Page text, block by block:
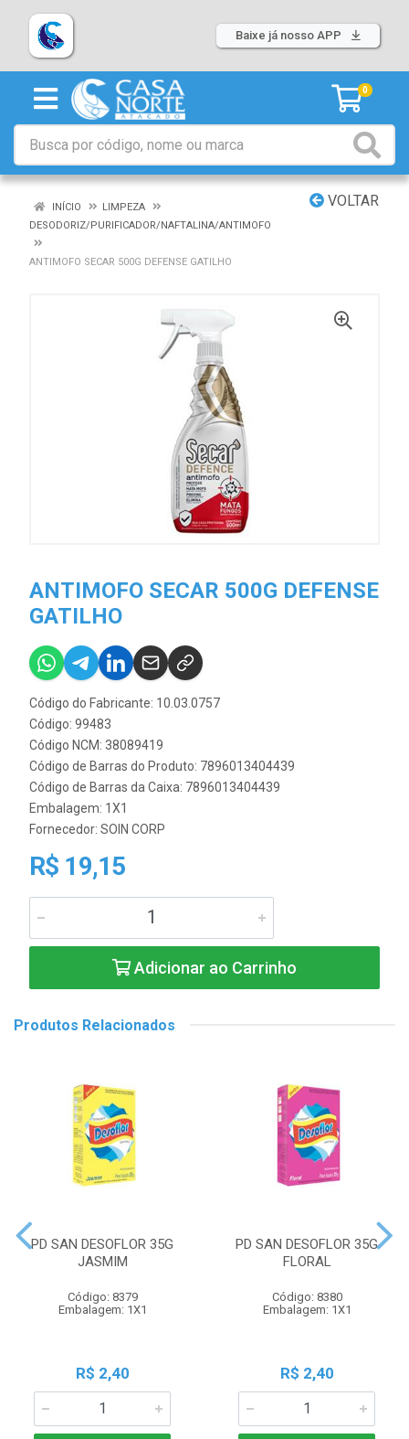
Baixe já nosso APP
0
VOLTAR
INÍCIO
LIMPEZA
DESODORIZ/PURIFICADOR/NAFTALINA/ANTIMOFO
ANTIMOFO SECAR 500G DEFENSE GATILHO
ANTIMOFO SECAR 500G DEFENSE
GATILHO
Código do Fabricante: 10.03.0757
Código: 99483
Código NCM: 38089419
Código de Barras do Produto: 7896013404439
Código de Barras da Caixa: 7896013404439
Embalagem: 1X1
Fornecedor: SOIN CORP
R$ 19,15
Adicionar ao Carrinho
Produtos Relacionados
PD SAN DESOFLOR 35G
JASMIM
Código: 8379
Embalagem: 1X1
R$ 2,40
PD SAN DESOFLOR 35G
FLORAL
Código: 8380
Embalagem: 1X1
R$ 2,40